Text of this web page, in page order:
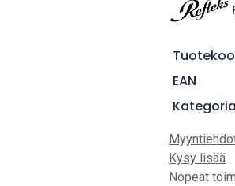
EAN
Kategoria
Kysy lisää
Nopeat